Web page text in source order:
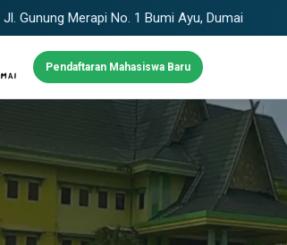
Jl. Gunung Merapi No. 1 Bumi Ayu, Dumai
Pendaftaran Mahasiswa Baru